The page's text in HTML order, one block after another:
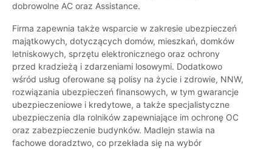
dobrowolne AC oraz Assistance.
Firma zapewnia także wsparcie w zakresie ubezpieczeń
majątkowych, dotyczących domów, mieszkań, domków
letniskowych, sprzętu elektronicznego oraz ochrony
przed kradzieżą i zdarzeniami losowymi. Dodatkowo
wśród usług oferowane są polisy na życie i zdrowie, NNW,
rozwiązania ubezpieczeń finansowych, w tym gwarancje
ubezpieczeniowe i kredytowe, a także specjalistyczne
ubezpieczenia dla rolników zapewniające im ochronę OC
oraz zabezpieczenie budynków. Madlejn stawia na
fachowe doradztwo, co przekłada się na wybór